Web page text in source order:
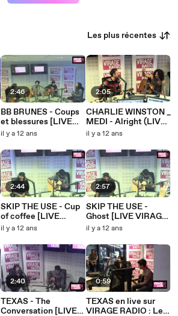
Les plus récentes
2:46
BB BRUNES - Coups
et blessures [LIVE
VIRAGE RADIO]
il y a 12 ans
2:44
SKIP THE USE - Cup
of coffee [LIVE
VIRAGE RADIO]
il y a 12 ans
2:40
TEXAS - The
Conversation [LIVE
2:05
CHARLIE WINSTON _
MEDI - Alright (LIVE
VIRAGE RADIO).wmv
il y a 12 ans
2:57
SKIP THE USE -
Ghost [LIVE VIRAGE
RADIO]
il y a 12 ans
0:59
TEXAS en live sur
VIRAGE RADIO : Le